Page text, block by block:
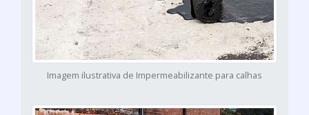
Imagem ilustrativa de Impermeabilizante para calhas